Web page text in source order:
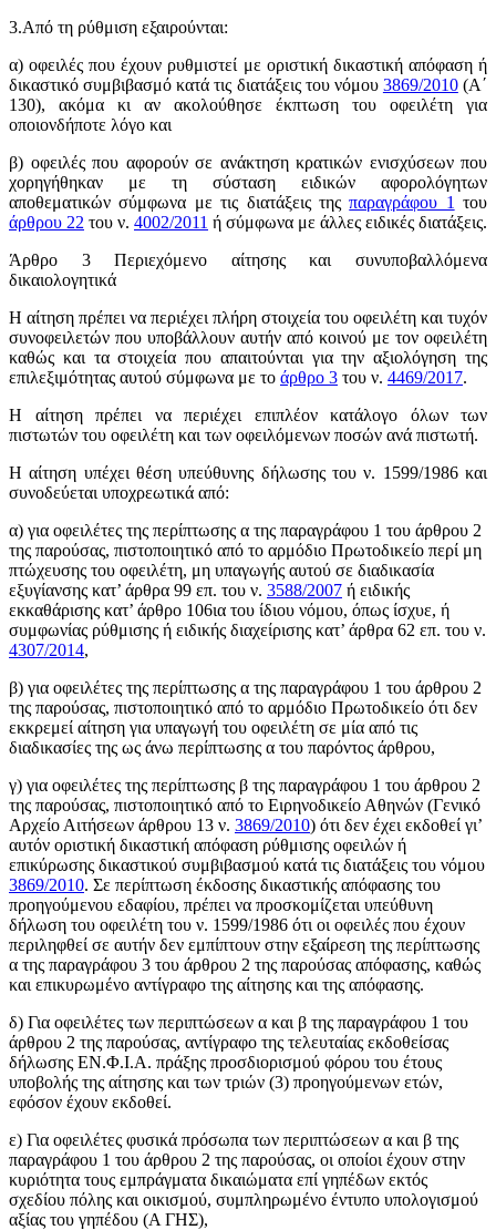
3.Από τη ρύθμιση εξαιρούνται:
α) οφειλές που έχουν ρυθμιστεί με οριστική δικαστική απόφαση ή
δικαστικό συμβιβασμό κατά τις διατάξεις του νόμου 3869/2010(Α΄
130), ακόμα κι αν ακολούθησε έκπτωση του οφειλέτη για
οποιονδήποτε λόγο και
β) οφειλές που αφορούν σε ανάκτηση κρατικών ενισχύσεων που
χορηγήθηκαν με τη σύσταση ειδικών αφορολόγητων
αποθεματικών σύμφωνα με τις διατάξεις τηςπαραγράφου 1 του
άρθρου 22 του ν. 4002/2011 ή σύμφωνα με άλλες ειδικές διατάξεις.
Άρθρο 3 Περιεχόμενο αίτησης και συνυποβαλλόμενα
δικαιολογητικά
Η αίτηση πρέπει να περιέχει πλήρη στοιχεία του οφειλέτη και τυχόν
συνοφειλετών που υποβάλλουν αυτήν από κοινού με τον οφειλέτη
καθώς και τα στοιχεία που απαιτούνται για την αξιολόγηση της
επιλεξιμότητας αυτού σύμφωνα με το άρθρο 3 του ν. 4469/2017.
Η αίτηση πρέπει να περιέχει επιπλέον κατάλογο όλων των
πιστωτών του οφειλέτη και των οφειλόμενων ποσών ανά πιστωτή.
Η αίτηση υπέχει θέση υπεύθυνης δήλωσης του ν. 1599/1986 και
συνοδεύεται υποχρεωτικά από:
α) για οφειλέτες της περίπτωσης α της παραγράφου 1 του άρθρου 2
της παρούσας, πιστοποιητικό από το αρμόδιο Πρωτοδικείο περί μη
πτώχευσης του οφειλέτη, μη υπαγωγής αυτού σε διαδικασία
εξυγίανσης κατ’ άρθρα 99 επ. του ν. 3588/2007 ή ειδικής
εκκαθάρισης κατ’ άρθρο 106ια του ίδιου νόμου, όπως ίσχυε, ή
συμφωνίας ρύθμισης ή ειδικής διαχείρισης κατ’ άρθρα 62 επ. του ν.
4307/2014,
β) για οφειλέτες της περίπτωσης α της παραγράφου 1 του άρθρου 2
της παρούσας, πιστοποιητικό από το αρμόδιο Πρωτοδικείο ότι δεν
εκκρεμεί αίτηση για υπαγωγή του οφειλέτη σε μία από τις
διαδικασίες της ως άνω περίπτωσης α του παρόντος άρθρου,
γ) για οφειλέτες της περίπτωσης β της παραγράφου 1 του άρθρου 2
της παρούσας, πιστοποιητικό από το Ειρηνοδικείο Αθηνών (Γενικό
Αρχείο Αιτήσεων άρθρου 13 ν. 3869/2010) ότι δεν έχει εκδοθεί γι’
αυτόν οριστική δικαστική απόφαση ρύθμισης οφειλών ή
επικύρωσης δικαστικού συμβιβασμού κατά τις διατάξεις του νόμου
3869/2010. Σε περίπτωση έκδοσης δικαστικής απόφασης του
προηγούμενου εδαφίου, πρέπει να προσκομίζεται υπεύθυνη
δήλωση του οφειλέτη του ν. 1599/1986 ότι οι οφειλές που έχουν
περιληφθεί σε αυτήν δεν εμπίπτουν στην εξαίρεση της περίπτωσης
α της παραγράφου 3 του άρθρου 2 της παρούσας απόφασης, καθώς
και επικυρωμένο αντίγραφο της αίτησης και της απόφασης.
δ) Για οφειλέτες των περιπτώσεων α και β της παραγράφου 1 του
άρθρου 2 της παρούσας, αντίγραφο της τελευταίας εκδοθείσας
δήλωσης ΕΝ.Φ.Ι.Α. πράξης προσδιορισμού φόρου του έτους
υποβολής της αίτησης και των τριών (3) προηγούμενων ετών,
εφόσον έχουν εκδοθεί.
ε) Για οφειλέτες φυσικά πρόσωπα των περιπτώσεων α και β της
παραγράφου 1 του άρθρου 2 της παρούσας, οι οποίοι έχουν στην
κυριότητα τους εμπράγματα δικαιώματα επί γηπέδων εκτός
σχεδίου πόλης και οικισμού, συμπληρωμένο έντυπο υπολογισμού
αξίας του γηπέδου (Α ΓΗΣ),